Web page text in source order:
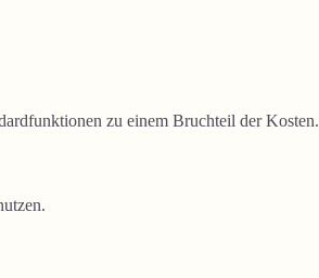
zu einem Bruchteil der Kosten.